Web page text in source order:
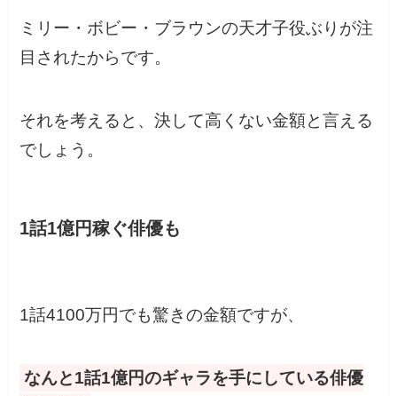
ミリー・ボビー・ブラウンの天才子役ぶりが注
目されたからです。
それを考えると、決して高くない金額と言える
でしょう。
1話1億円稼ぐ俳優も
1話4100万円でも驚きの金額ですが、
なんと1話1億円のギャラを手にしている俳優